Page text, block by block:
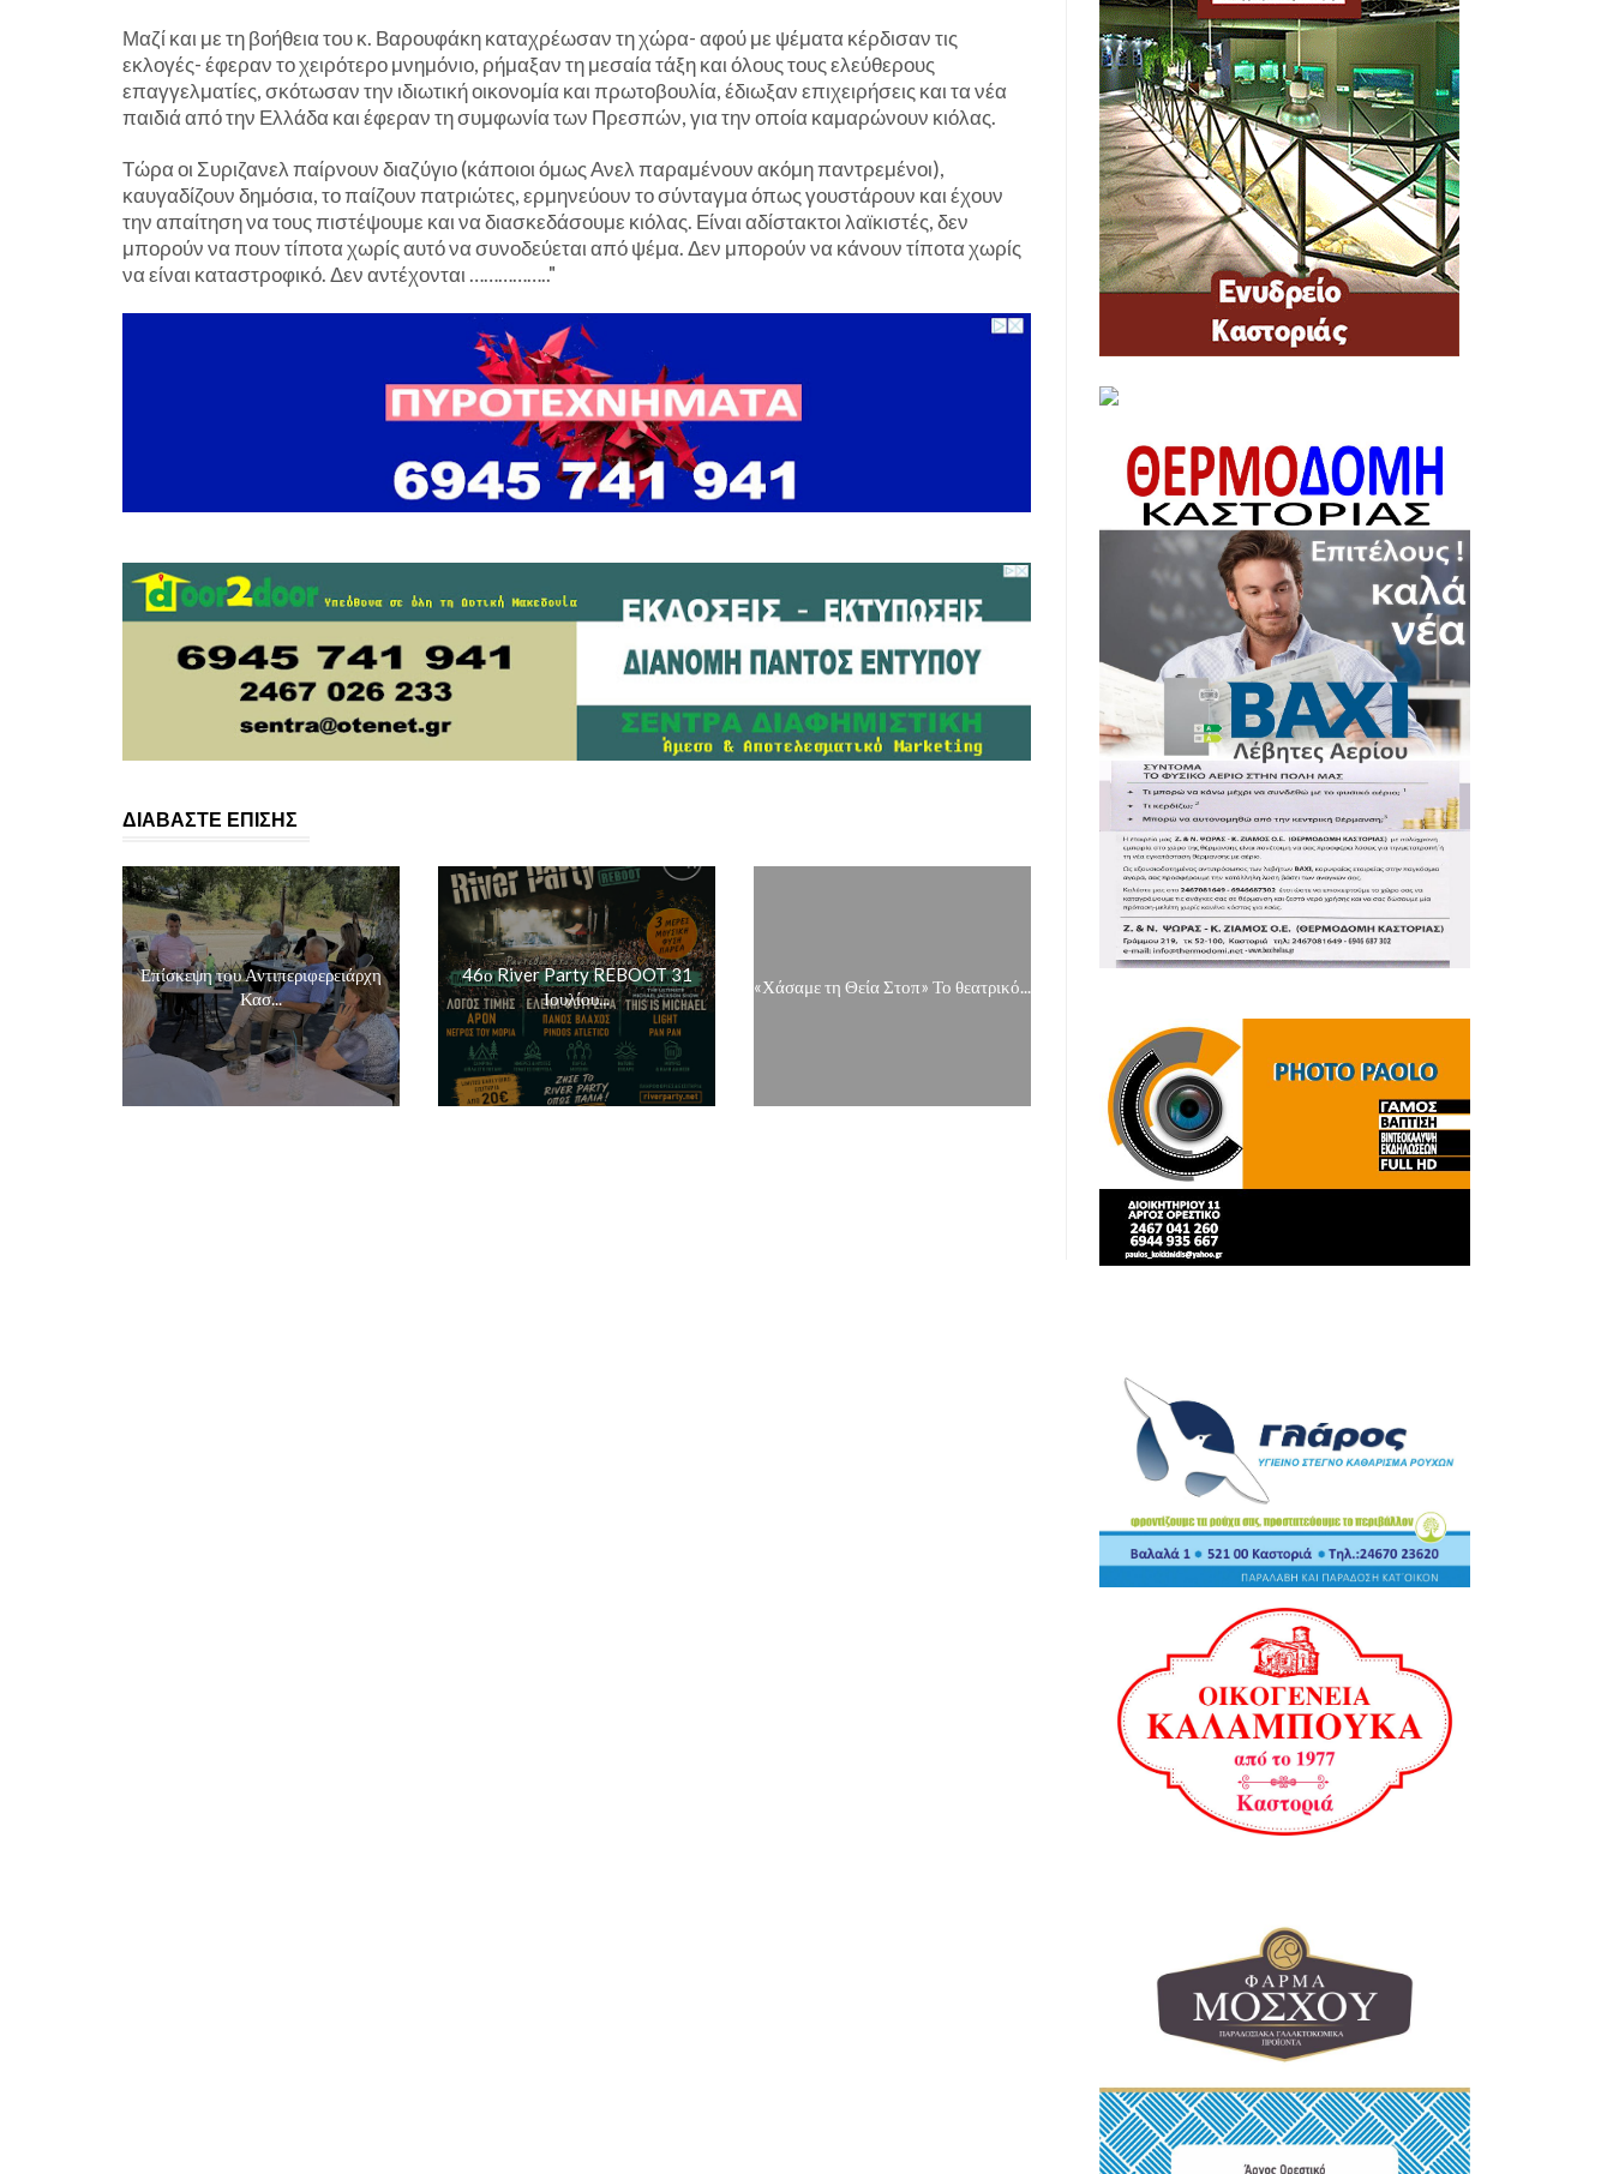
Μαζί και με τη βοήθεια του κ. Βαρουφάκη καταχρέωσαν τη χώρα- αφού με ψέματα κέρδισαν τις
εκλογές- έφεραν το χειρότερο μνημόνιο, ρήμαξαν τη μεσαία τάξη και όλους τους ελεύθερους
επαγγελματίες, σκότωσαν την ιδιωτική οικονομία και πρωτοβουλία, έδιωξαν επιχειρήσεις και τα νέα
παιδιά από την Ελλάδα και έφεραν τη συμφωνία των Πρεσπών, για την οποία καμαρώνουν κιόλας.
Τώρα οι Συριζανελ παίρνουν διαζύγιο (κάποιοι όμως Ανελ παραμένουν ακόμη παντρεμένοι),
καυγαδίζουν δημόσια, το παίζουν πατριώτες, ερμηνεύουν το σύνταγμα όπως γουστάρουν και έχουν
την απαίτηση να τους πιστέψουμε και να διασκεδάσουμε κιόλας. Είναι αδίστακτοι λαϊκιστές, δεν
μπορούν να πουν τίποτα χωρίς αυτό να συνοδεύεται από ψέμα. Δεν μπορούν να κάνουν τίποτα χωρίς
να είναι καταστροφικό. Δεν αντέχονται …………….."
ΔΙΑΒΑΣΤΕ ΕΠΙΣΗΣ
Επίσκεψη του Αντιπεριφερειάρχη
Κασ...
46ο River Party REBOOT 31
Ιουλίου...
«Χάσαμε τη Θεία Στοπ» Το θεατρικό...